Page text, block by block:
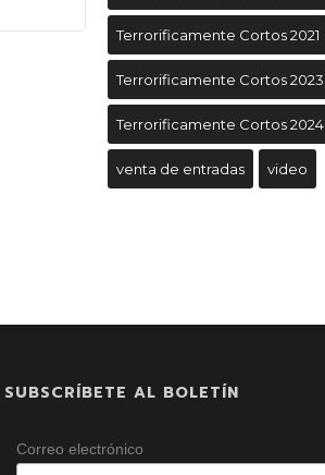
Terrorificamente Cortos 2021
Terrorificamente Cortos 2023
Terrorificamente Cortos 2024
venta de entradas video
SUBSCRÍBETE AL BOLETÍN
Correo electrónico